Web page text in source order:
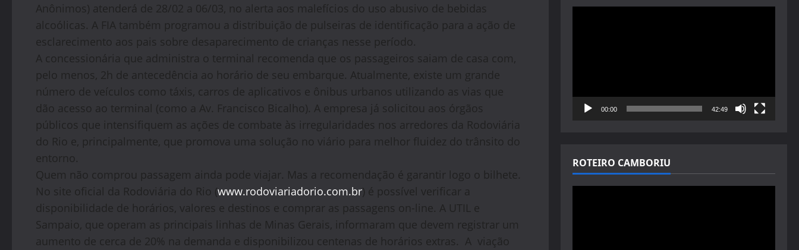
Anônimos) atenderá de 28/02 a 06/03, no alerta aos malefícios do uso abusivo de bebidas
alcoólicas. A FIA também programou a distribuição de pulseiras de identificação para a ação de
esclarecimento aos pais sobre desaparecimento de crianças nesse período.
A concessionária que administra o terminal recomenda que os passageiros saiam de casa com,
pelo menos, 2h de antecedência ao horário de seu embarque. Atualmente, existe um grande
número de veículos como táxis, carros de aplicativos e ônibus urbanos utilizando as vias que
dão acesso ao terminal (como a Av. Francisco Bicalho). A empresa já solicitou aos órgãos
públicos que intensifiquem as ações de combate às irregularidades nos arredores da Rodoviária
do Rio e, principalmente, que promova uma solução no viário para melhor fluidez do trânsito do
entorno.
Quem não comprou passagem ainda pode viajar. Mas a recomendação é garantir logo o bilhete.
No site oficial da Rodoviária do Rio (www.rodoviariadorio.com.br) é possível verificar a
disponibilidade de horários, valores e destinos e comprar as passagens on-line. A UTIL e
Sampaio, que operam as principais linhas de Minas Gerais, informaram que devem registrar um
aumento de cerca de 20% na demanda e disponibilizou centenas de horários extras. A viação
00:00 42:49
ROTEIRO CAMBORIU